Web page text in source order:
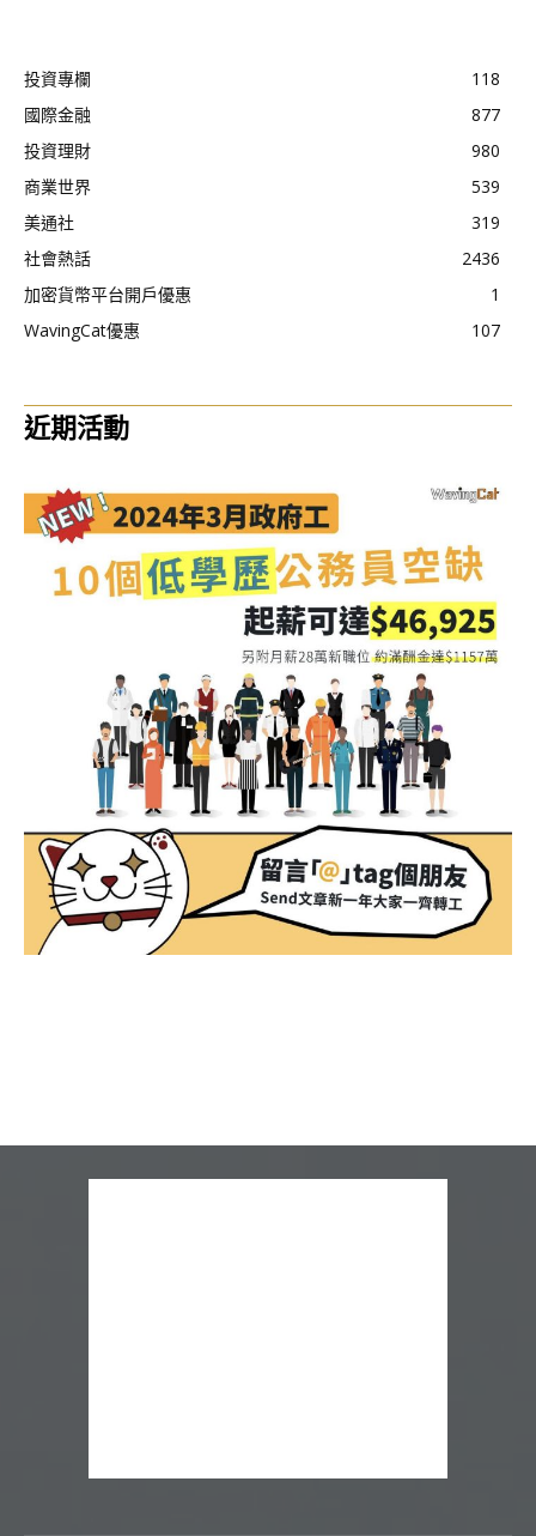
投資專欄
118
國際金融
877
投資理財
980
商業世界
539
美通社
319
社會熱話
2436
加密貨幣平台開戶優惠
1
WavingCat優惠
107
近期活動